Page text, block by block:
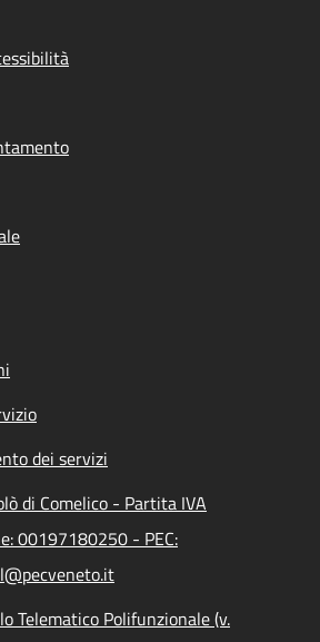
dei servizi
di Comelico - Partita IVA
00197180250 - PEC:
Telematico Polifunzionale (v.